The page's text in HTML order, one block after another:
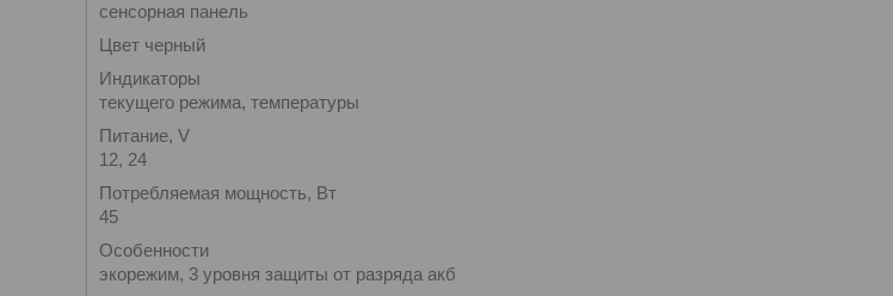
сенсорная панель
Цвет черный
Индикаторы
текущего режима, температуры
Питание, V
12, 24
Потребляемая мощность, Вт
45
Особенности
экорежим, 3 уровня защиты от разряда акб